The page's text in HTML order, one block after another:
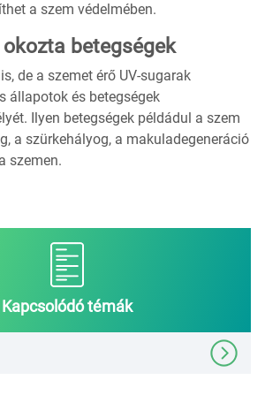
a szem védelmében.
betegségek
de a szemet érő UV-sugarak
állapotok és betegségek
Ilyen betegségek példádul a szem
a szürkehályog, a makuladegeneráció
szemen.
Kapcsolódó témák